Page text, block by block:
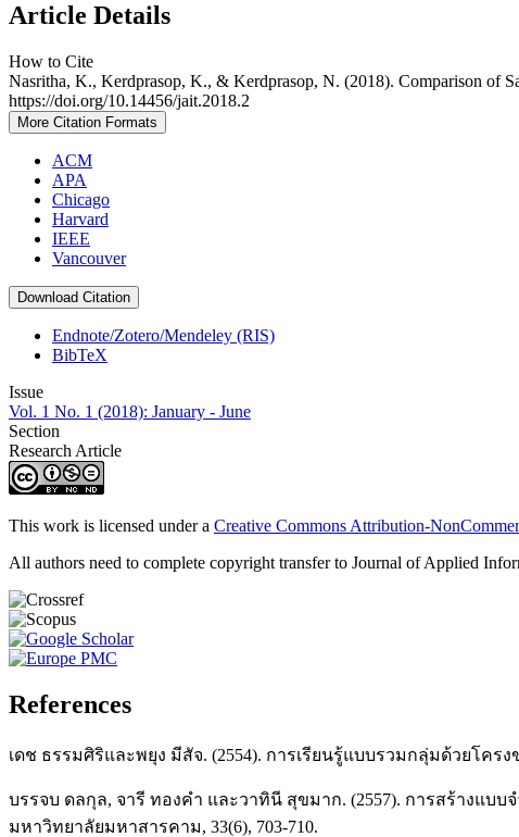
Article Details
How to Cite
Nasritha, K., Kerdprasop, K., & Kerdprasop, N. (2018). Comparison of
https://doi.org/10.14456/jait.2018.2
More Citation Formats
ACM
APA
Chicago
Harvard
IEEE
Vancouver
Download Citation
Endnote/Zotero/Mendeley (RIS)
BibTeX
Issue
Vol. 1 No. 1 (2018): January - June
Section
Research Article
This work is licensed under a Creative Commons Attribution-
All authors need to complete copyright transfer to Journal of Applied
References
เดช ธรรมศิริและพยุง มีสัจ. (2554). การเรียนรู้แบบรวมกลุ่มด้วยโคร
บรรจบ ดลกุล, จารี ทองคำ และวาทินี สุขมาก. (2557). การสร้างแบ
มหาวิทยาลัยมหาสารคาม, 33(6), 703-710.